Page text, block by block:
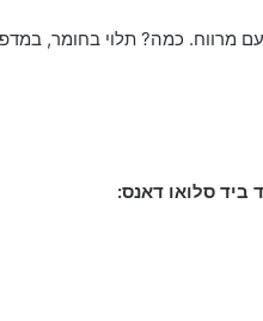
מרווח. כמה? תלוי בחומר,
ביד סלואו דאנס: